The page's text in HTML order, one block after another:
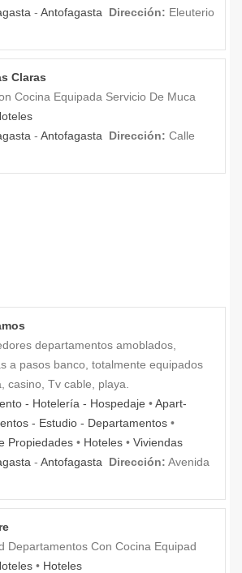
- Antofagasta Dirección: Eleuterio
Claras
Cocina Equipada Servicio De Muca
- Antofagasta Dirección: Calle
departamentos amoblados,
a pasos banco, totalmente equipados
casino, Tv cable, playa.
- Hotelería - Hospedaje •Apart-
- Estudio - Departamentos •
Propiedades • Hoteles • Viviendas
- Antofagasta Dirección: Avenida
Departamentos Con Cocina Equipad
• Hoteles